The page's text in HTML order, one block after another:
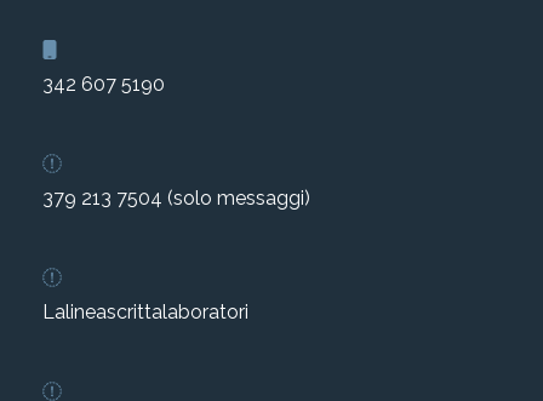
342 607 5190
379 213 7504 (solo messaggi)
Lalineascrittalaboratori